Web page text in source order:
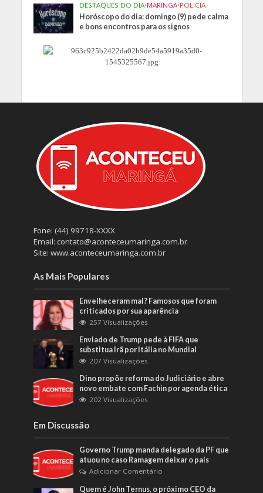
DESTAQUES DO DIA•MARINGA•POLICIA
Horóscopo do dia: domingo (9) pede calma
e bons encontros para os signos
Fone: (44) 99718-XXXX
Email: contato@aconteceumaringa.com.br
Site: www.aconteceumaringa.com.br
As Mais Populares
Envelheceram mal? Famosos que foram
criticados por sua aparência
257 Visualizações
Enviado de Trump pede à FIFA que
substitua Irã por Itália no Mundial
207 Visualizações
Dino propõe reforma do Judiciário e abre
novo embate com Fachin por agenda ética
202 Visualizações
Em Discussão
Governo Trump manda delegado da PF que
atuou no caso Ramagem deixar o país
Adicionar Comentário
Quem é John Ternus, o próximo CEO da